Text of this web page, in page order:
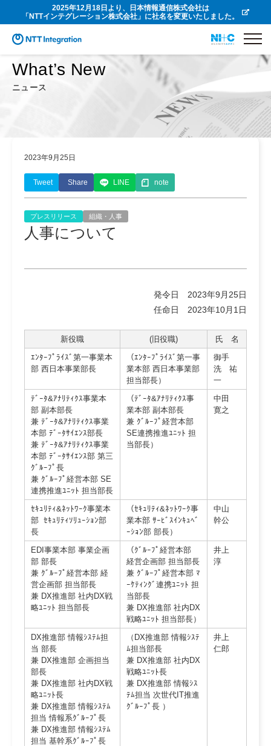
2025年12月18日より、日本情報通信株式会社は
「NTTインテグレーション株式会社」に社名を変更いたしました。
What’s New
ニュース
2023年9月25日
Tweet Share LINE note
プレスリリース 組織・人事
人事について
発令日 2023年9月25日
任命日 2023年10月1日
新役職 (旧役職)
氏 名
ｴﾝﾀｰﾌﾟﾗｲｽﾞ第一事業本
部 西日本事業部長
（ｴﾝﾀｰﾌﾟﾗｲｽﾞ第一事
業本部 西日本事業部
担当部長）
御手
洗 祐
一
ﾃﾞｰﾀ&ｱﾅﾘﾃｨｸｽ事業本
部 副本部長
兼 ﾃﾞｰﾀ&ｱﾅﾘﾃｨｸｽ事業
本部 ﾃﾞｰﾀｻｲｴﾝｽ部長
兼 ﾃﾞｰﾀ&ｱﾅﾘﾃｨｸｽ事業
本部 ﾃﾞｰﾀｻｲｴﾝｽ部 第三
ｸﾞﾙｰﾌﾟ長
兼 ｸﾞﾙｰﾌﾟ経営本部 SE
連携推進ﾕﾆｯﾄ 担当部長
（ﾃﾞｰﾀ&ｱﾅﾘﾃｨｸｽ事
業本部 副本部長
兼 ｸﾞﾙｰﾌﾟ経営本部
SE連携推進ﾕﾆｯﾄ 担
当部長）
中田
寛之
ｾｷｭﾘﾃｨ&ﾈｯﾄﾜｰｸ事業本
部 ｾｷｭﾘﾃｨｿﾘｭｰｼｮﾝ部
長
（ｾｷｭﾘﾃｨ&ﾈｯﾄﾜｰｸ事
業本部 ｻｰﾋﾞｽｲﾝｷｭﾍﾞ
ｰｼｮﾝ部 部長）
中山
幹公
EDI事業本部 事業企画
部 部長
兼 ｸﾞﾙｰﾌﾟ経営本部 経
営企画部 担当部長
兼 DX推進部 社内DX戦
略ﾕﾆｯﾄ 担当部長
（ｸﾞﾙｰﾌﾟ経営本部
経営企画部 担当部長
兼 ｸﾞﾙｰﾌﾟ経営本部 ﾏ
ｰｹﾃｨﾝｸﾞ連携ﾕﾆｯﾄ 担
当部長
兼 DX推進部 社内DX
戦略ﾕﾆｯﾄ 担当部長）
井上
淳
DX推進部 情報ｼｽﾃﾑ担
当 部長
兼 DX推進部 企画担当
部長
兼 DX推進部 社内DX戦
略ﾕﾆｯﾄ長
兼 DX推進部 情報ｼｽﾃﾑ
担当 情報系ｸﾞﾙｰﾌﾟ長
兼 DX推進部 情報ｼｽﾃﾑ
担当 基幹系ｸﾞﾙｰﾌﾟ長
（DX推進部 情報ｼｽﾃ
ﾑ担当部長
兼 DX推進部 社内DX
戦略ﾕﾆｯﾄ長
兼 DX推進部 情報ｼｽ
ﾃﾑ担当 次世代IT推進
ｸﾞﾙｰﾌﾟ長 ）
井上
仁郎